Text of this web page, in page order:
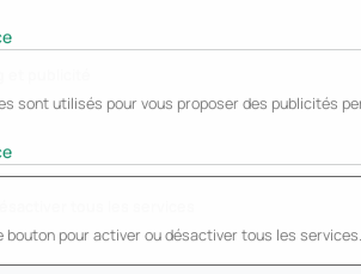
sont utilisés pour vous proposer des publicités
bouton pour activer ou désactiver tous les services.